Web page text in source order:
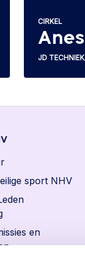
CIRKEL
JD
sport NHV
en